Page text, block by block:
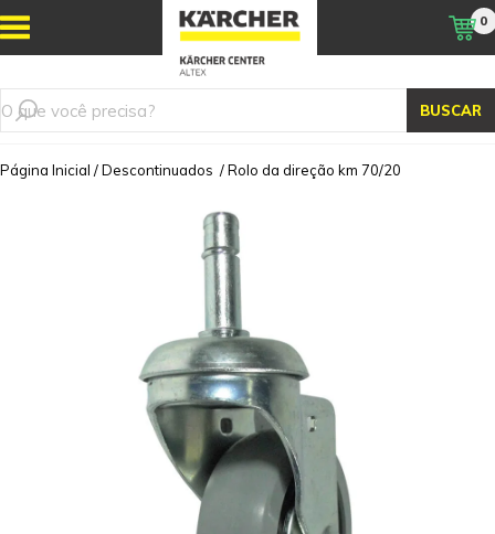
BUSCAR
0
Página Inicial /Descontinuados /Rolo da direção km 70/20